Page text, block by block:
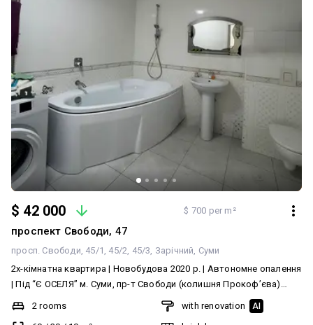
$ 42 000 $ 700 per m²
проспект Свободи, 47
просп. Свободи, 45/1, 45/2, 45/3 Зарічний Суми
2х-кімнатна квартира | Новобудова 2020 р. | Автономне опалення
| Під “Є ОСЕЛЯ” м. Суми, пр-т Свободи (колишня Прокоф’єва)
Забудовник — ТОВ Федорченко Будинок введений в
2 rooms
with renovation AI